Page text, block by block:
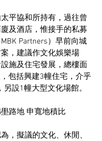
平協和所持有，過往曾
及酒店，惟接手的私募
Partners）早前向城
，建議作文化娛樂場
施及住宅發展，總樓面
包括興建3幢住宅，介乎
設1幢大型文化場館。
路地 申寬地積比
，擬議的文化、休閒、